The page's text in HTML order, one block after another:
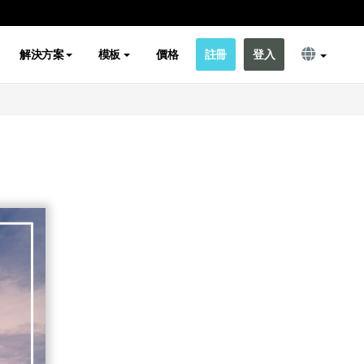
解決方案 模板 價格 註冊 登入